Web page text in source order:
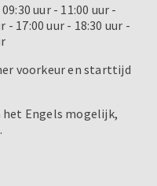
uur - 11:00 uur -
- 17:00 uur - 18:30 uur -
voorkeur en starttijd
het Engels mogelijk,